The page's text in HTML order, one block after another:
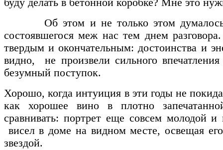
буду делать в бетонной коробке? Мне это
Об этом и не только этом думалось
состоявшегося меж нас тем днем
твердым и окончательным: достоинства и
видно, не произвели сильного
безумный поступок.
Хорошо, когда интуиция в эти годы не
как хорошее вино в плотно
сравнивать: портрет еще совсем молодой
висел в доме на видном месте, освещая
звездой.